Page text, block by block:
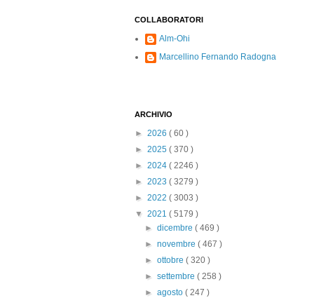
COLLABORATORI
Alm-Ohi
Marcellino Fernando Radogna
ARCHIVIO
► 2026 ( 60 )
► 2025 ( 370 )
► 2024 ( 2246 )
► 2023 ( 3279 )
► 2022 ( 3003 )
▼ 2021 ( 5179 )
►dicembre( 469 )
►novembre( 467 )
►ottobre( 320 )
►settembre( 258 )
►agosto( 247 )